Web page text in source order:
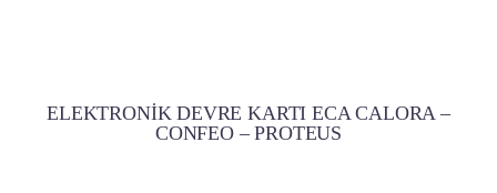
ELEKTRONİK DEVRE KARTI ECA CALORA –
CONFEO – PROTEUS